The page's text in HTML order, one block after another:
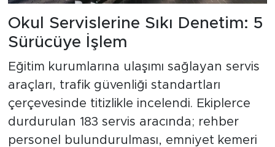
Okul Servislerine Sıkı Denetim: 5
Sürücüye İşlem
Eğitim kurumlarına ulaşımı sağlayan servis
araçları, trafik güvenliği standartları
çerçevesinde titizlikle incelendi. Ekiplerce
durdurulan 183 servis aracında; rehber
personel bulundurulması, emniyet kemeri